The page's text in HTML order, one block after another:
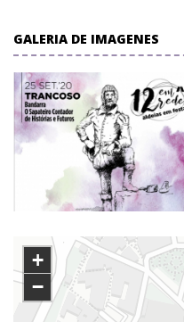
GALERIA DE IMAGENES
+
−